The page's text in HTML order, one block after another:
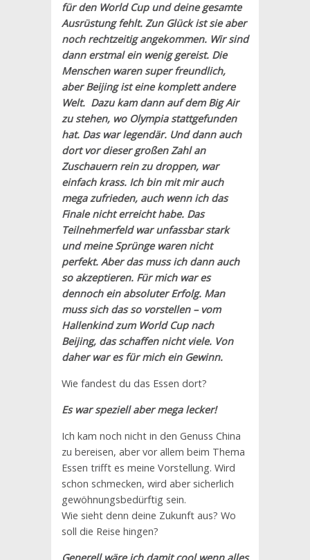
für den World Cup und deine gesamte
Ausrüstung fehlt. Zun Glück ist sie aber
noch rechtzeitig angekommen. Wir sind
dann erstmal ein wenig gereist. Die
Menschen waren super freundlich,
aber Beijing ist eine komplett andere
Welt. Dazu kam dann auf dem Big Air
zu stehen, wo Olympia stattgefunden
hat. Das war legendär. Und dann auch
dort vor dieser großen Zahl an
Zuschauern rein zu droppen, war
einfach krass. Ich bin mit mir auch
mega zufrieden, auch wenn ich das
Finale nicht erreicht habe. Das
Teilnehmerfeld war unfassbar stark
und meine Sprünge waren nicht
perfekt. Aber das muss ich dann auch
so akzeptieren. Für mich war es
dennoch ein absoluter Erfolg. Man
muss sich das so vorstellen – vom
Hallenkind zum World Cup nach
Beijing, das schaffen nicht viele. Von
daher war es für mich ein Gewinn.
Wie fandest du das Essen dort?
Es war speziell aber mega lecker!
Ich kam noch nicht in den Genuss China
zu bereisen, aber vor allem beim Thema
Essen trifft es meine Vorstellung. Wird
schon schmecken, wird aber sicherlich
gewöhnungsbedürftig sein.
Wie sieht denn deine Zukunft aus? Wo
soll die Reise hingen?